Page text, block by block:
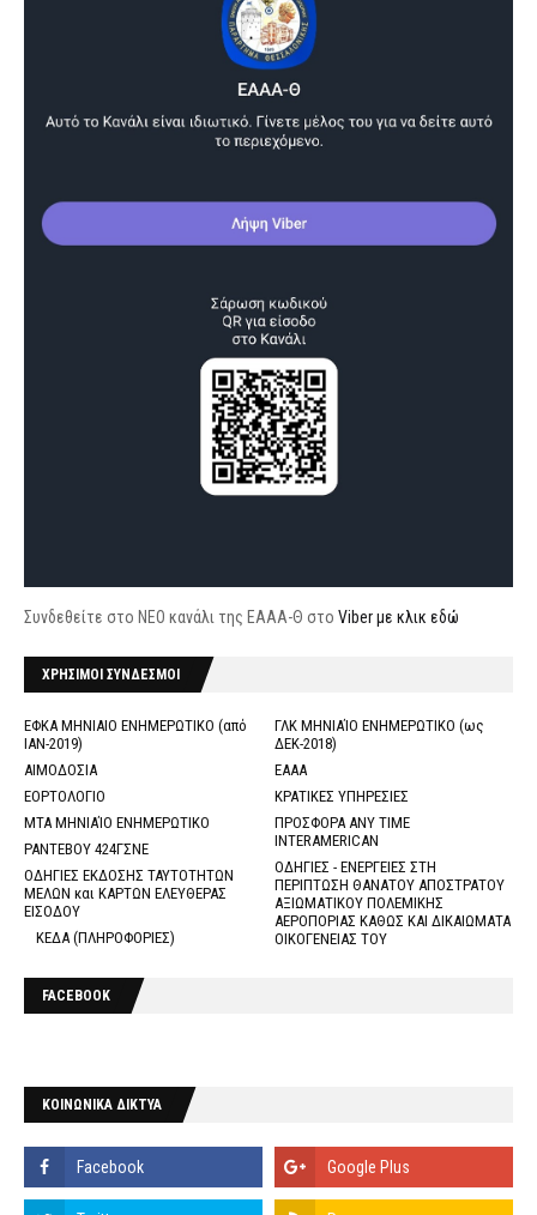
Συνδεθείτε στο ΝΕΟ κανάλι της ΕΑΑΑ-Θ στο Viber με κλικ εδώ
ΧΡΗΣΙΜΟΙ ΣΥΝΔΕΣΜΟΙ
ΕΦΚΑ ΜΗΝΙΑΙΟ ΕΝΗΜΕΡΩΤΙΚΟ (από
ΙΑΝ-2019)
ΓΛΚ ΜΗΝΙΑΊΟ ΕΝΗΜΕΡΩΤΙΚΟ (ως
ΔΕΚ-2018)
ΑΙΜΟΔΟΣΙΑ
ΕΑΑΑ
ΕΟΡΤΟΛΟΓΙΟ
ΚΡΑΤΙΚΕΣ ΥΠΗΡΕΣΙΕΣ
ΜΤΑ ΜΗΝΙΑΊΟ ΕΝΗΜΕΡΩΤΙΚΟ
ΠΡΟΣΦΟΡΑ ANY TIME
INTERAMERICAN
ΡΑΝΤΕΒΟΥ 424ΓΣΝΕ
ΟΔΗΓΙΕΣ - ΕΝΕΡΓΕΙΕΣ ΣΤΗ
ΠΕΡΙΠΤΩΣΗ ΘΑΝΑΤΟΥ ΑΠΟΣΤΡΑΤΟΥ
ΑΞΙΩΜΑΤΙΚΟΥ ΠΟΛΕΜΙΚΗΣ
ΑΕΡΟΠΟΡΙΑΣ ΚΑΘΩΣ ΚΑΙ ΔΙΚΑΙΩΜΑΤΑ
ΟΙΚΟΓΕΝΕΙΑΣ ΤΟΥ
ΟΔΗΓΙΕΣ ΕΚΔΟΣΗΣ ΤΑΥΤΟΤΗΤΩΝ
ΜΕΛΩΝ και ΚΑΡΤΩΝ ΕΛΕΥΘΕΡΑΣ
ΕΙΣΟΔΟΥ
ΚΕΔΑ (ΠΛΗΡΟΦΟΡΙΕΣ)
FACEBOOK
ΚΟΙΝΩΝΙΚΑ ΔΙΚΤΥΑ